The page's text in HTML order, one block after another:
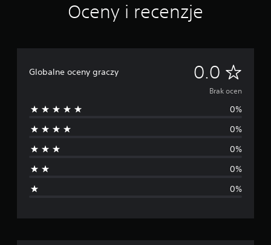
Oceny i recenzje
Globalne oceny graczy 0.0 B
r
Brak ocen
0%
0%
0%
0%
0%